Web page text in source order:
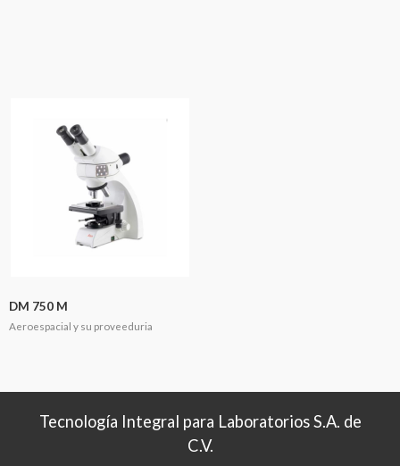
DM 750 M
Aeroespacial y su proveeduria
Tecnología Integral para Laboratorios S.A. de
C.V.